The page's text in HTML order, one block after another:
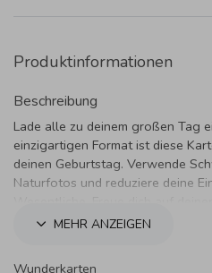
Produktinformationen
Beschreibung
Lade alle zu deinem großen Tag
einzigartigen Format ist diese
deinen Geburtstag. Verwende
Naturfotos und reduziere deine
großartige Feier.
MEHR ANZEIGEN
Wunderkarten